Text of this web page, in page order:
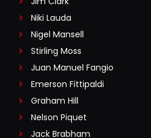
Niki Lauda
Nigel Mansell
Stirling Moss
Juan Manuel Fangio
Emerson Fittipaldi
Graham Hill
Nelson Piquet
Jack Brabham